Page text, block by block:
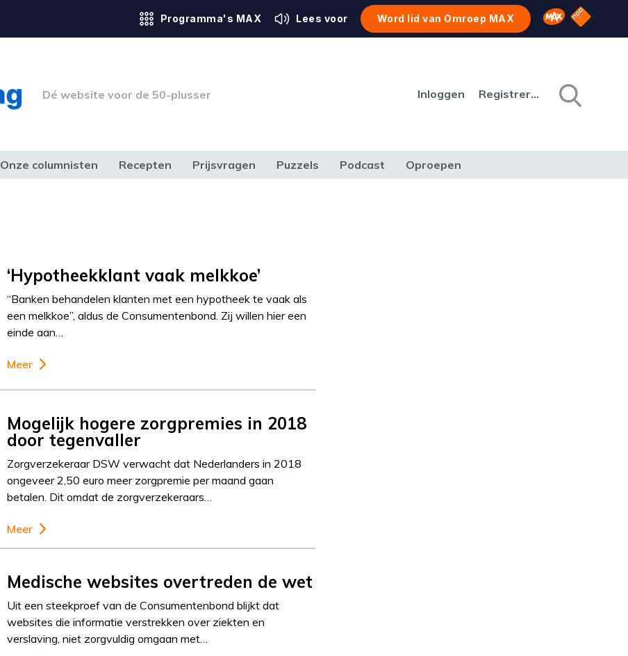
Programma's MAX Lees voor Word lid van Omroep MAX Omroep MAX
NPO
Dé website voor de 50-plusser Inloggen Registreren
Onze columnisten Recepten Prijsvragen Puzzels Podcast Oproepen
‘Hypotheekklant vaak melkkoe’
“Banken behandelen klanten met een hypotheek te vaak als
een melkkoe”, aldus de Consumentenbond. Zij willen hier een
einde aan…
Meer
Mogelijk hogere zorgpremies in 2018
door tegenvaller
Zorgverzekeraar DSW verwacht dat Nederlanders in 2018
ongeveer 2,50 euro meer zorgpremie per maand gaan
betalen. Dit omdat de zorgverzekeraars…
Meer
Medische websites overtreden de wet
Uit een steekproef van de Consumentenbond blijkt dat
websites die informatie verstrekken over ziekten en
verslaving, niet zorgvuldig omgaan met…